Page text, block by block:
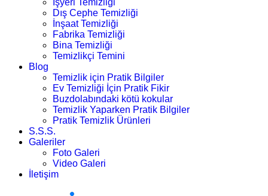
İşyeri Temizliği
Dış Cephe Temizliği
İnşaat Temizliği
Fabrika Temizliği
Bina Temizliği
Temizlikçi Temini
Blog
Temizlik için Pratik Bilgiler
Ev Temizliği İçin Pratik Fikir
Buzdolabındaki kötü kokular
Temizlik Yaparken Pratik Bilgiler
Pratik Temizlik Ürünleri
S.S.S.
Galeriler
Foto Galeri
Video Galeri
İletişim